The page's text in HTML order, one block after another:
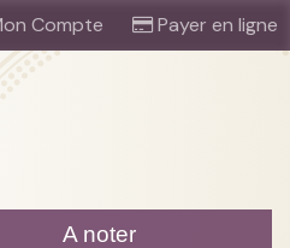
Compte Payer en ligne
A noter